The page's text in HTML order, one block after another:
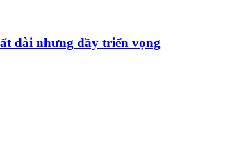
dài nhưng đầy triển vọng